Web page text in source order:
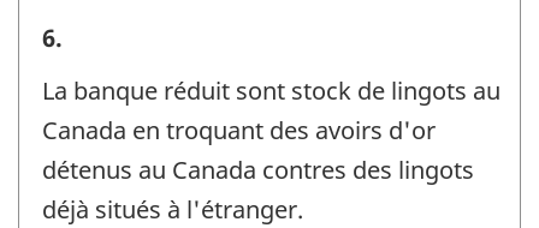
Exemples
-
Identificateur
de
question
6.
La banque réduit sont stock de lingots au
Canada en troquant des avoirs d'or
détenus au Canada contres des lingots
déjà situés à l'étranger.